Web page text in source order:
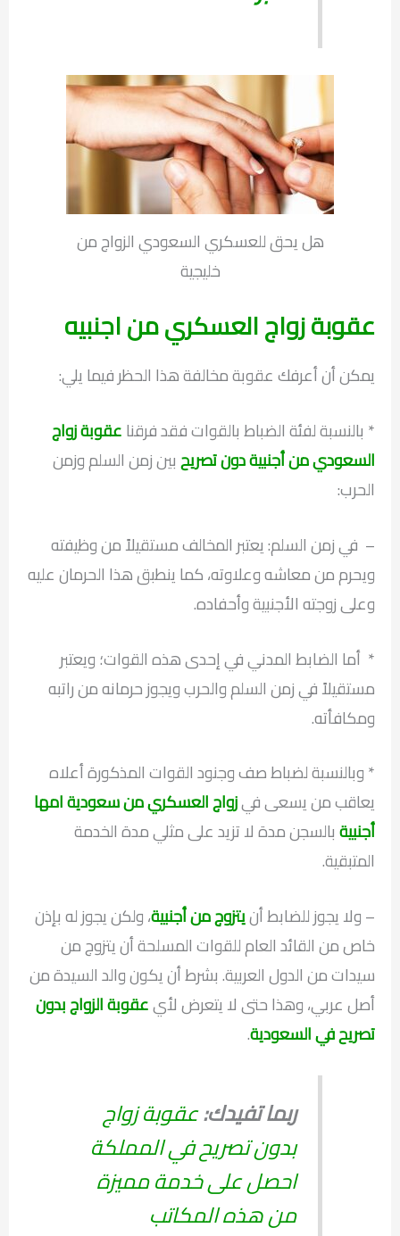
هل يحق للعسكري السعودي الزواج من
خليجية
عقوبة زواج العسكري من اجنبيه
يمكن أن أعرفك عقوبة مخالفة هذا الحظر فيما يلي:
* بالنسبة لفئة الضباط بالقوات فقد فرقناعقوبة زواج
السعودي من أجنبية دون تصريحبين زمن السلم وزمن
الحرب:
– في زمن السلم: يعتبر المخالف مستقيلاً من وظيفته
ويحرم من معاشه وعلاوته، كما ينطبق هذا الحرمان عليه
وعلى زوجته الأجنبية وأحفاده.
* أما الضابط المدني في إحدى هذه القوات؛ ويعتبر
مستقيلاً في زمن السلم والحرب ويجوز حرمانه من راتبه
ومكافأته.
* وبالنسبة لضباط صف وجنود القوات المذكورة أعلاه
يعاقب من يسعى فيزواج العسكري من سعودية امها
أجنبيةبالسجن مدة لا تزيد على مثلي مدة الخدمة
المتبقية.
– ولا يجوز للضابط أنيتزوج من أجنبية، ولكن يجوز له بإذن
خاص من القائد العام للقوات المسلحة أن يتزوج من
سيدات من الدول العربية. بشرط أن يكون والد السيدة من
أصل عربي، وهذا حتى لا يتعرض لأيعقوبة الزواج بدون
تصريح في السعودية.
ربما تفيدك:عقوبة زواج
بدون تصريح في المملكة
احصل على خدمة مميزة
من هذه المكاتب